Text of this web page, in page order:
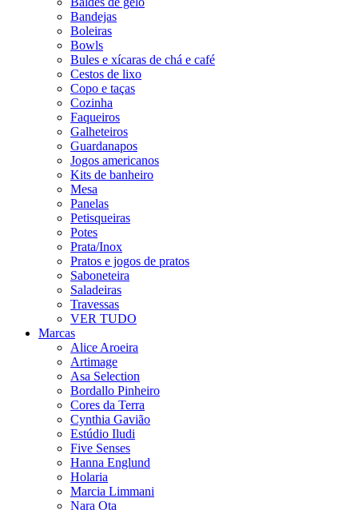
Bandejas
Boleiras
Bowls
Bules e xícaras de chá e café
Cestos de lixo
Copo e taças
Cozinha
Faqueiros
Galheteiros
Guardanapos
Jogos americanos
Kits de banheiro
Mesa
Panelas
Petisqueiras
Potes
Prata/Inox
Pratos e jogos de pratos
Saboneteira
Saladeiras
Travessas
VER TUDO
Marcas
Alice Aroeira
Artimage
Asa Selection
Bordallo Pinheiro
Cores da Terra
Cynthia Gavião
Estúdio Iludi
Five Senses
Hanna Englund
Holaria
Marcia Limmani
Nara Ota